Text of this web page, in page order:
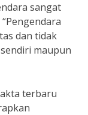
sangat
dan tidak
maupun
terbaru